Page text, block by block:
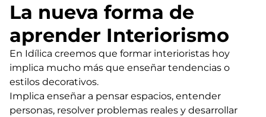
La nueva forma de
aprender Interiorismo
En Idílica creemos que formar interioristas hoy
implica mucho más que enseñar tendencias o
estilos decorativos.
Implica enseñar a pensar espacios, entender
personas, resolver problemas reales y desarrollar